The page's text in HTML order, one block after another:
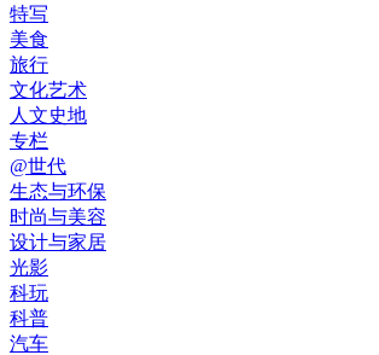
特写
美食
旅行
文化艺术
人文史地
专栏
@世代
生态与环保
时尚与美容
设计与家居
光影
科玩
科普
汽车